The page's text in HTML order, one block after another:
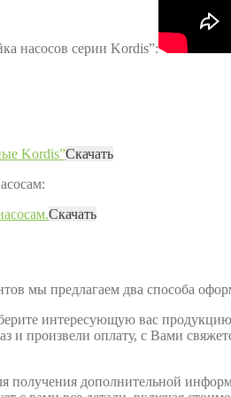
насосов серии Kordis”:
Kordis”Скачать
Скачать
мы предлагаем два способа
интересующую вас продукцию,
и произвели оплату, с Вами
получения дополнительной